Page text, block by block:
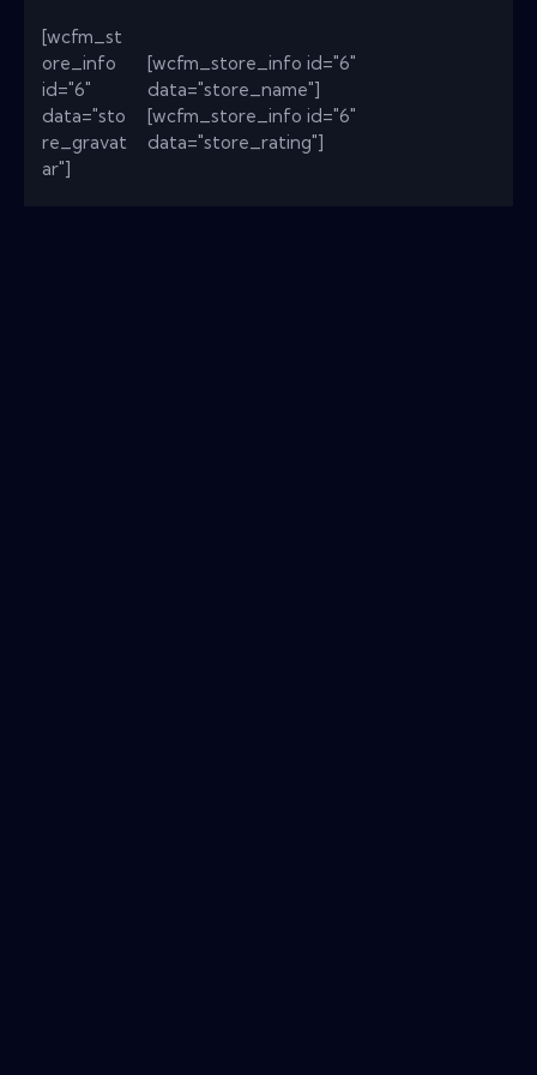
[wcfm_st
ore_info
id="6"
data="sto
re_gravat
ar"]
[wcfm_store_info id="6"
data="store_name"]
[wcfm_store_info id="6"
data="store_rating"]